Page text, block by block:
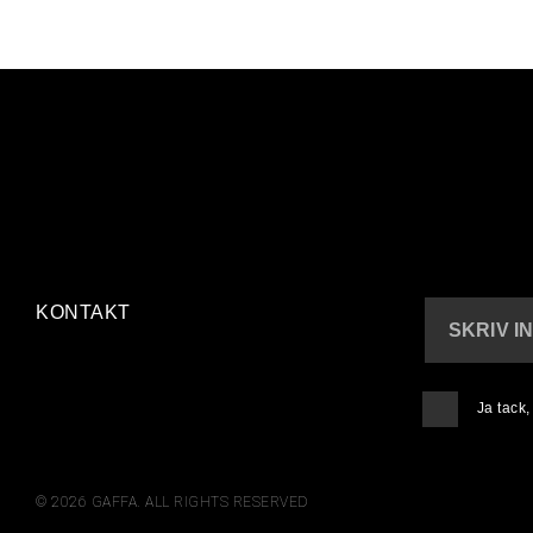
KONTAKT
SKRIV
Ja
© 2026 GAFFA. ALL RIGHTS RESERVED